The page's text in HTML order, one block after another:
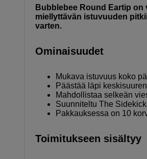
Bubblebee Round Eartip
miellyttävän istuvuuden
varten.
Ominaisuudet
Mukava istuvuus koko
Päästää läpi
Mahdollistaa selkeän
Suunniteltu The
Pakkauksessa on 10
Toimitukseen sisältyy